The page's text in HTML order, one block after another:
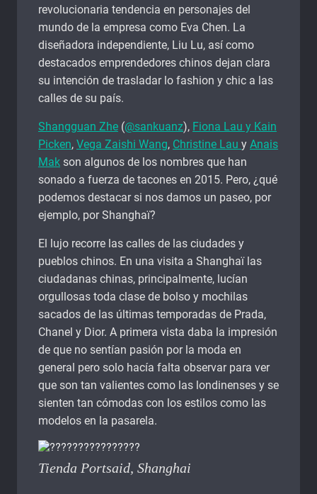
revolucionaria tendencia en personajes del
mundo de la empresa como Eva Chen. La
diseñadora independiente, Liu Lu, así como
destacados emprendedores chinos dejan clara
su intención de trasladar lo fashion y chic a las
calles de su país.
Shangguan Zhe (@sankuanz), Fiona Lau y Kain
Picken, Vega Zaishi Wang, Christine Lau y Anais
Mak son algunos de los nombres que han
sonado a fuerza de tacones en 2015. Pero, ¿qué
podemos destacar si nos damos un paseo, por
ejemplo, por Shanghaï?
El lujo recorre las calles de las ciudades y
pueblos chinos. En una visita a Shanghaï las
ciudadanas chinas, principalmente, lucían
orgullosas toda clase de bolso y mochilas
sacados de las últimas temporadas de Prada,
Chanel y Dior. A primera vista daba la impresión
de que no sentían pasión por la moda en
general pero solo hacía falta observar para ver
que son tan valientes como las londinenses y se
sienten tan cómodas con los estilos como las
modelos en la pasarela.
Tienda Portsaid, Shanghai